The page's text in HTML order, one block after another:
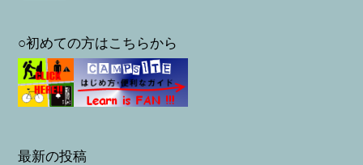
○初めての方はこちらから
最新の投稿